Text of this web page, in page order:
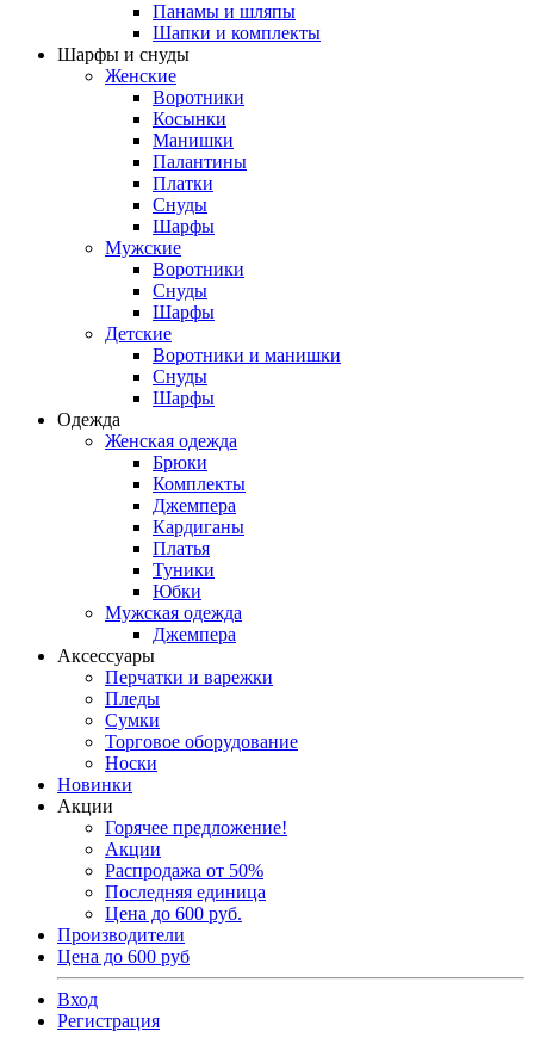
Панамы и шляпы
Шапки и комплекты
Шарфы и снуды
Женские
Воротники
Косынки
Манишки
Палантины
Платки
Снуды
Шарфы
Мужские
Воротники
Снуды
Шарфы
Детские
Воротники и манишки
Снуды
Шарфы
Одежда
Женская одежда
Брюки
Комплекты
Джемпера
Кардиганы
Платья
Туники
Юбки
Мужская одежда
Джемпера
Аксессуары
Перчатки и варежки
Пледы
Сумки
Торговое оборудование
Носки
Новинки
Акции
Горячее предложение!
Акции
Распродажа от 50%
Последняя единица
Цена до 600 руб.
Производители
Цена до 600 руб
Вход
Регистрация